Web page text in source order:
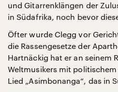
und Gitarrenklängen der
in Südafrika, noch bevor
Öfter wurde Clegg vor
die Rassengesetze der
Hartnäckig hat er an seinem
Weltmusikers mit politischem
Lied „Asimbonanga“, das in